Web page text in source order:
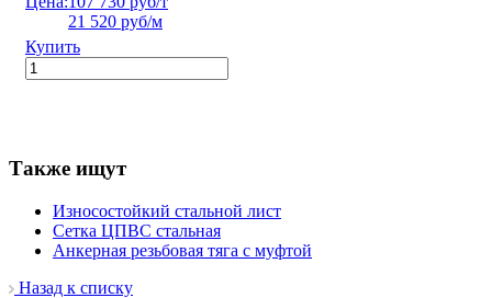
21 520 руб/м
Купить
Также ищут
Износостойкий стальной лист
Сетка ЦПВС стальная
Анкерная резьбовая тяга с муфтой
Назад к списку